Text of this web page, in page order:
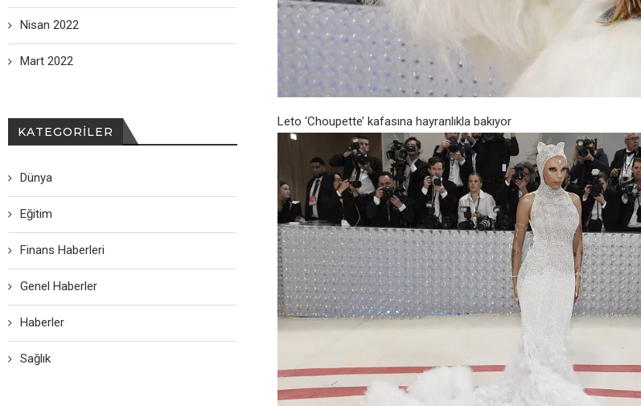
Leto ‘Choupette’ kafasına hayranlıkla bakıyor
Nisan 2022
Mart 2022
KATEGORILER
Dünya
Eğitim
Finans Haberleri
Genel Haberler
Haberler
Sağlık